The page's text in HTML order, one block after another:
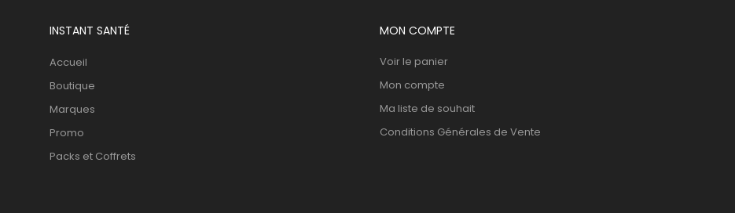
INSTANT SANTÉ
Accueil
Boutique
Marques
Promo
Packs et Coffrets
MON COMPTE
Voir le panier
Mon compte
Ma liste de souhait
Conditions Générales de Vente